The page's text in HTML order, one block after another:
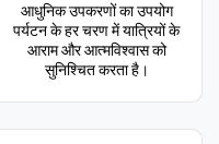
आधुनिक उपकरणों का उपयोग
पर्यटन के हर चरण में यात्रियों के
आराम और आत्मविश्वास को
सुनिश्चित करता है।